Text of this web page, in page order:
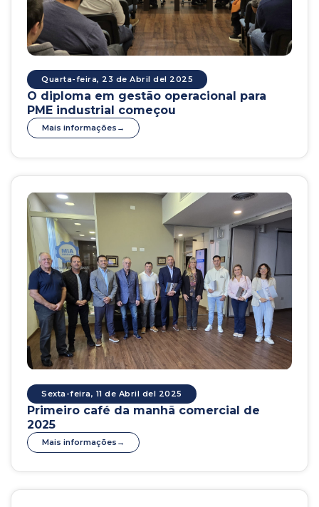
Quarta-feira, 23 de Abril del 2025
O diploma em gestão operacional para
PME industrial começou
Mais informações
Sexta-feira, 11 de Abril del 2025
Primeiro café da manhã comercial de
2025
Mais informações